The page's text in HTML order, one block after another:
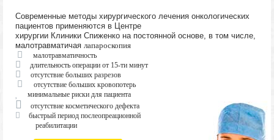
Современные методы хирургического лечения онкологических
пациентов применяются в Центре
хирургии Клиники Спиженко на постоянной основе, в том числе,
малотравматичая лапароскопия
малотравматичность
длительность операции от 15-ти минут
отсутствие больших разрезов
отсутствие больших кровопотерь
минимальные риски для пациента
отсутствие косметического дефекта
быстрый период послеопреационной
реабилитации